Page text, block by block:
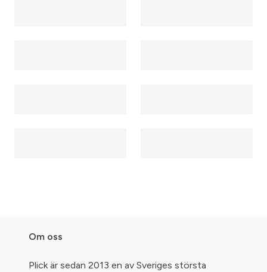
Om oss
Plick är sedan 2013 en av Sveriges största